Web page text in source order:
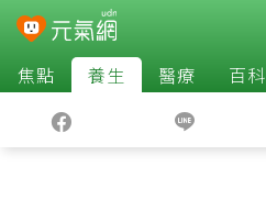
焦點 養生 醫療 百科